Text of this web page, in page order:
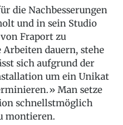
die Nachbesserungen
und in sein Studio
Fraport zu
Arbeiten dauern, stehe
sich aufgrund der
um ein Unikat
Man setze
schnellstmöglich
montieren.